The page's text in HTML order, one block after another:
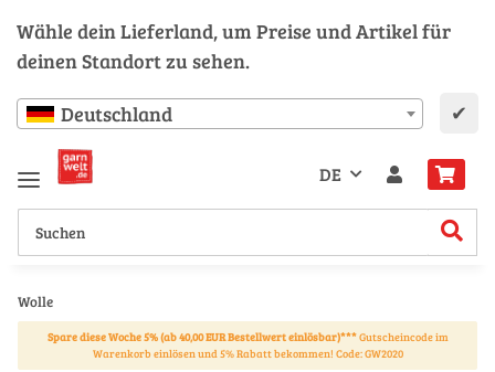
Wähle dein Lieferland, um Preise und Artikel für
deinen Standort zu sehen.
Deutschland ✔
DE
Wolle
Spare diese Woche 5% (ab 40,00 EUR Bestellwert einlösbar)***Gutscheincode im
Warenkorb einlösen und 5% Rabatt bekommen! Code: GW2020